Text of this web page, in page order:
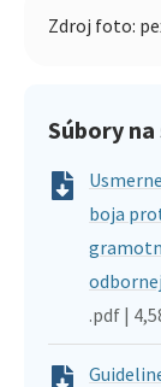
Zdroj foto:
Súbory
boja
.pdf |